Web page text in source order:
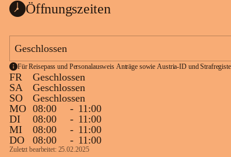
Öffnungszeiten
Geschlossen
Für Reisepass und Personalausweis Anträge sowie Austria-ID und
FR
Geschlossen
SA
Geschlossen
SO
Geschlossen
MO 08:00 - 11:00
DI
08:00 - 11:00
MI
08:00 - 11:00
DO
08:00 - 11:00
Zuletzt bearbeitet: 25.02.2025